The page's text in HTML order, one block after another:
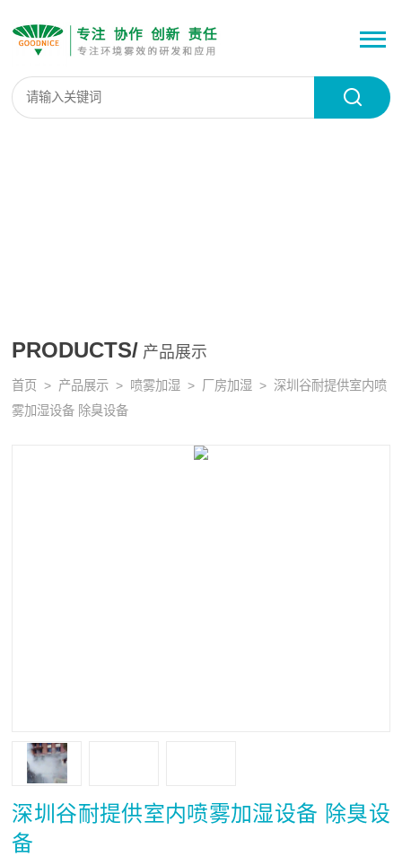
PRODUCTS/ 产品展示
首页 > 产品展示 > 喷雾加湿 > 厂房加湿 > 深圳谷耐提供室内喷
雾加湿设备 除臭设备
深圳谷耐提供室内喷雾加湿设备 除臭设
备